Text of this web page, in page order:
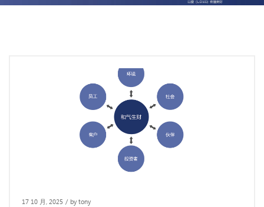
17 10 月, 2025 / by tony